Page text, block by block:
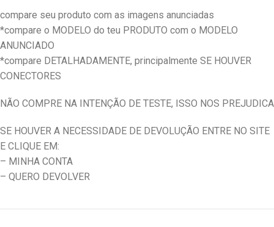
compare seu produto com as imagens anunciadas
*compare o MODELO do teu PRODUTO com o MODELO
ANUNCIADO
*compare DETALHADAMENTE, principalmente SE HOUVER
CONECTORES
NÃO COMPRE NA INTENÇÃO DE TESTE, ISSO NOS PREJUDICA
SE HOUVER A NECESSIDADE DE DEVOLUÇÃO ENTRE NO SITE
E CLIQUE EM:
– MINHA CONTA
– QUERO DEVOLVER